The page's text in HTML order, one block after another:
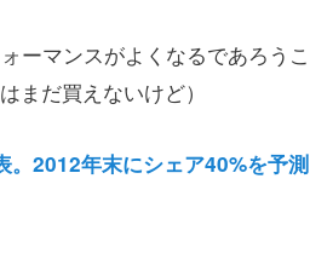
ーマンスがよくなるであろうこ
まだ買えないけど）
2012年末にシェア40%を予測